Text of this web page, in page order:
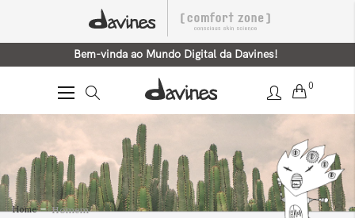
Bem-vinda ao Mundo Digital da Davines!
Alternar
0
Home Homem